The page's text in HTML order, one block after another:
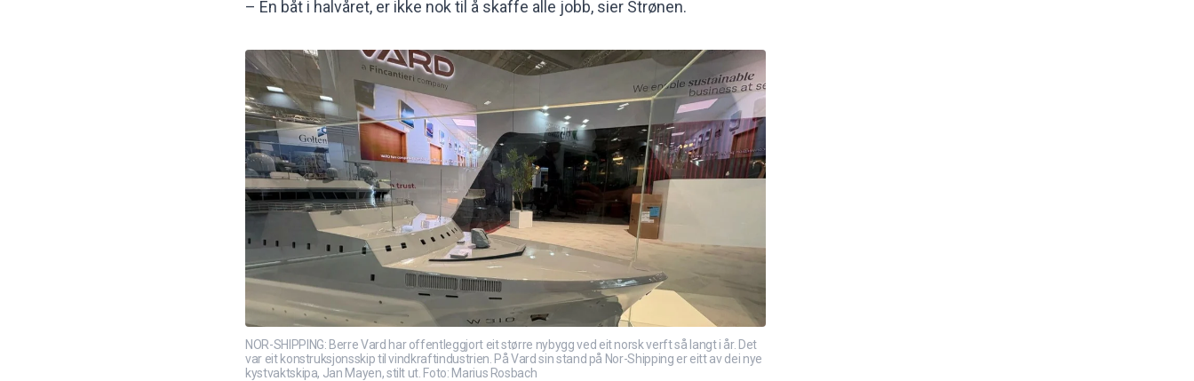
– Én båt i halvåret, er ikke nok til å skaffe alle jobb, sier Strønen.
NOR-SHIPPING: Berre Vard har offentleggjort eit større nybygg ved eit norsk verft så langt i år. Det
var eit konstruksjonsskip til vindkraftindustrien. På Vard sin stand på Nor-Shipping er eitt av dei nye
kystvaktskipa, Jan Mayen, stilt ut. Foto: Marius Rosbach